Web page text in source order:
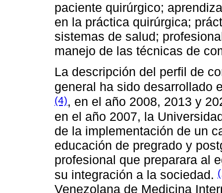
paciente quirúrgico;
en la práctica quirúrgica;
sistemas de salud;
manejo de las técnicas de
La descripción del perfil de
general ha sido desarrollado
(4), en el año 2008, 2013 y
en el año 2007, la
de la implementación de un
educación de pregrado y
profesional que preparara al
su integración a la sociedad.
Venezolana de Medicina